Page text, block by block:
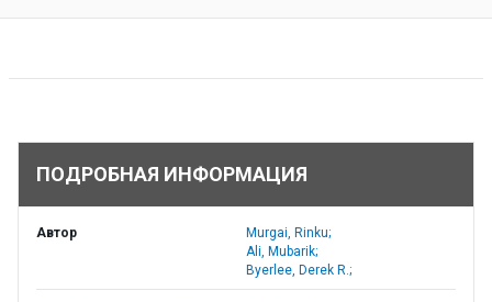
ПОДРОБНАЯ ИНФОРМАЦИЯ
Автор
Murgai, Rinku;
Ali, Mubarik;
Byerlee, Derek R.;